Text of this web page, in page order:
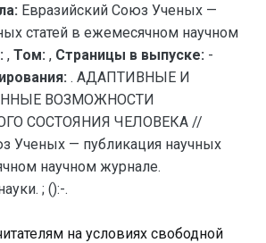
Евразийский Союз Ученых —
статей в ежемесячном научном
, Том: , Страницы в выпуске: -
. АДАПТИВНЫЕ И
ВОЗМОЖНОСТИ
СОСТОЯНИЯ ЧЕЛОВЕКА //
Ученых — публикация научных
научном журнале.
; ():-.
на условиях свободной